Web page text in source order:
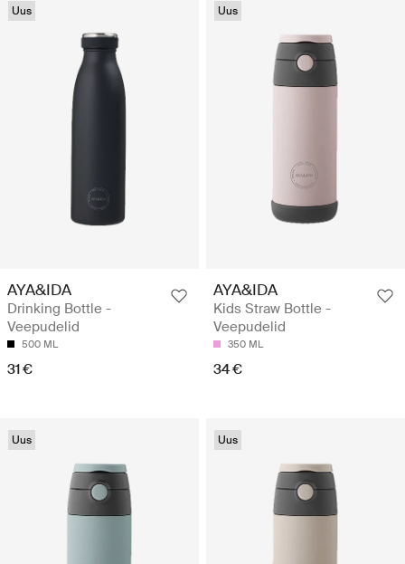
Uus
AYA&IDA
Drinking Bottle -
Veepudelid
500 ML
31 €
Uus
AYA&IDA
Kids Straw Bottle -
Veepudelid
350 ML
34 €
Uus Uus